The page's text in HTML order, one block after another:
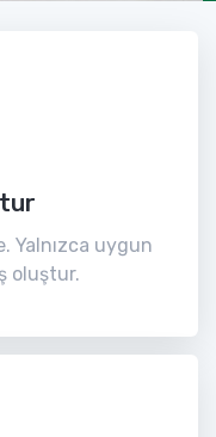
Yalnızca uygun
oluştur.